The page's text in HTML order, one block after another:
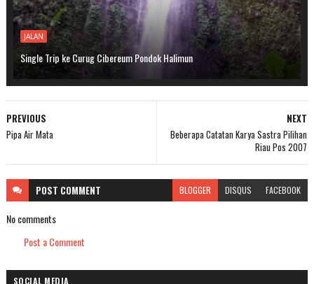
JALAN
Single Trip ke Curug Cibereum Pondok Halimun
NEXT
Beberapa Catatan Karya Sastra Pilihan
Riau Pos 2007
PREVIOUS
Pipa Air Mata
POST COMMENT BLOGGER DISQUS FACEBOOK
No comments
Post a Comment
SOCIAL MEDIA